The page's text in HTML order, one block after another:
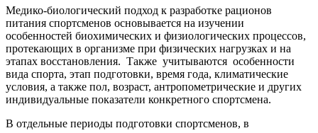
Медико-биологический подход к разработке рационов
питания спортсменов основывается на изучении
особенностей биохимических и физиологических процессов,
протекающих в организме при физических нагрузках и на
этапах восстановления. Также учитываются особенности
вида спорта, этап подготовки, время года, климатические
условия, а также пол, возраст, антропометрические и других
индивидуальные показатели конкретного спортсмена.
В отдельные периоды подготовки спортсменов, в